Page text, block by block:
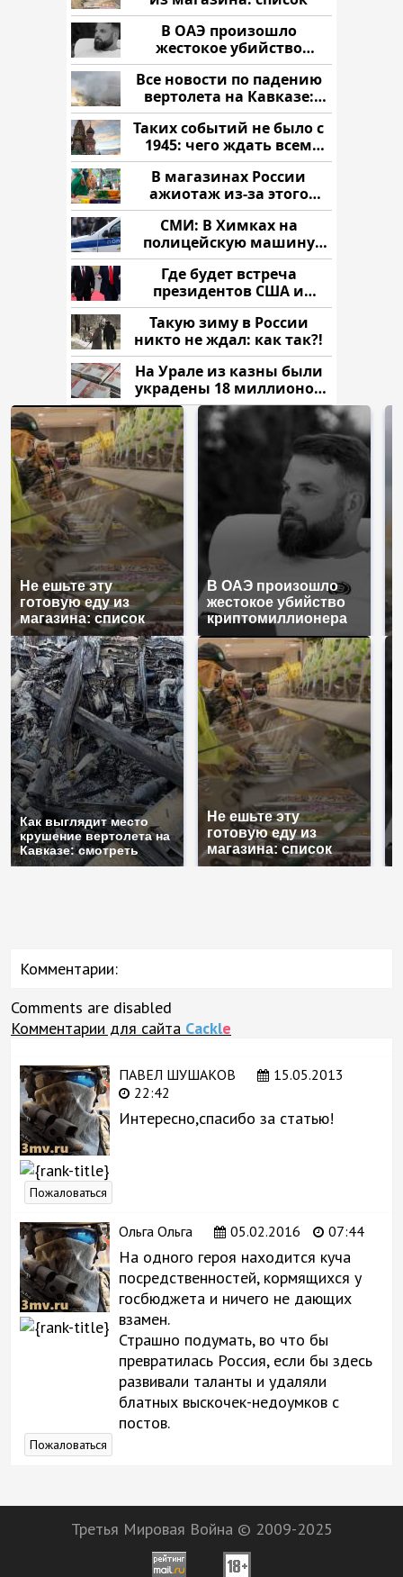
В ОАЭ произошло
жестокое убийство
криптомиллионера
Все новости по падению
вертолета на Кавказе:
читать здесь
Таких событий не было с
1945: чего ждать всем
нам?
В магазинах России
ажиотаж из-за этого
продукта: что купить?
СМИ: В Химках на
полицейскую машину
напали и подожгли.
Где будет встреча
президентов США и
России: Европа?
Такую зиму в России
никто не ждал: как так?!
На Урале из казны были
украдены 18 миллионов
рублей
Не ешьте эту
готовую еду из
магазина: список
В ОАЭ произошло
жестокое убийство
криптомиллионера
Как выглядит место
крушение вертолета на
Кавказе: смотреть
Не ешьте эту
готовую еду из
магазина: список
Комментарии:
Comments are disabled
Комментарии для сайта Cackle
ПАВЕЛ ШУШАКОВ
15.05.2013
22:42
Интересно,спасибо за статью!
Пожаловаться
Ольга Ольга 05.02.2016 07:44
На одного героя находится куча
посредственностей, кормящихся у
госбюджета и ничего не дающих
взамен.
Страшно подумать, во что бы
превратилась Россия, если бы здесь
развивали таланты и удаляли
блатных выскочек-недоумков с
постов.
Пожаловаться
Третья Мировая Война © 2009-2025